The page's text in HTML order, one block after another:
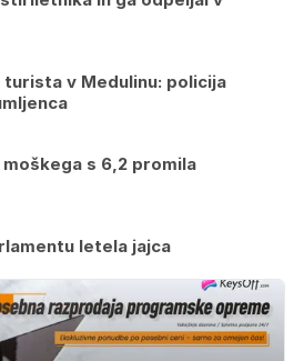
turista v Medulinu: policija
s 6,2 promila
letela jajca